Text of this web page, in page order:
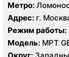
Метро:
Славянский
Адрес: г.
Режим работы:
Модель: МРТ
Harmony 1.0 Т,